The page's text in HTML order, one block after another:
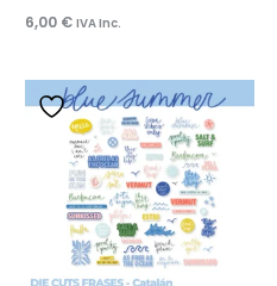
6,00 € IVA Inc.